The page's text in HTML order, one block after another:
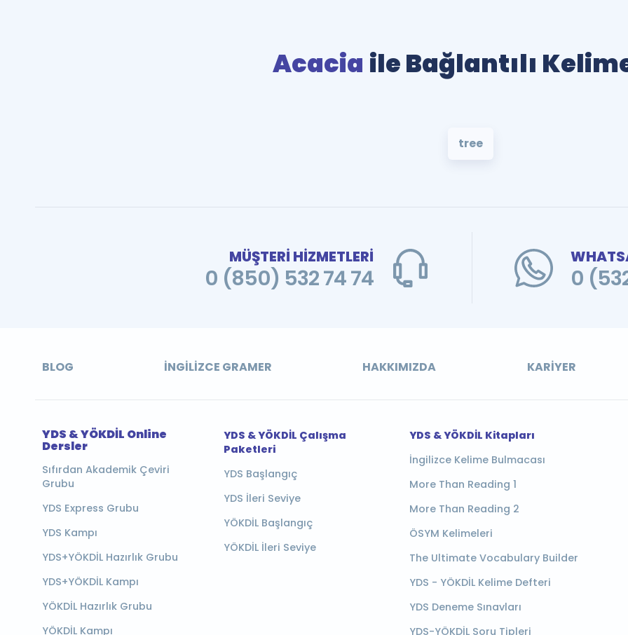
Acacia ile Bağlantılı
tree
MÜŞTERİ HİZMETLERİ
0 (850) 532 74 74 0
BLOG İNGILIZCE GRAMER HAKKIMIZDA KARIYER
YDS & YÖKDİL Online
Dersler
Sıfırdan Akademik Çeviri
Grubu
YDS Express Grubu
YDS Kampı
YDS+YÖKDİL Hazırlık Grubu
YDS+YÖKDİL Kampı
YÖKDİL Hazırlık Grubu
YÖKDİL Kampı
YDS & YÖKDİL Çalışma
Paketleri
YDS Başlangıç
YDS İleri Seviye
YÖKDİL Başlangıç
YÖKDİL İleri Seviye
YDS & YÖKDİL Kitapları
İngilizce Kelime Bulmacası
More Than Reading 1
More Than Reading 2
ÖSYM Kelimeleri
The Ultimate Vocabulary Builder
YDS - YÖKDİL Kelime Defteri
YDS Deneme Sınavları
YDS-YÖKDİL Soru Tipleri